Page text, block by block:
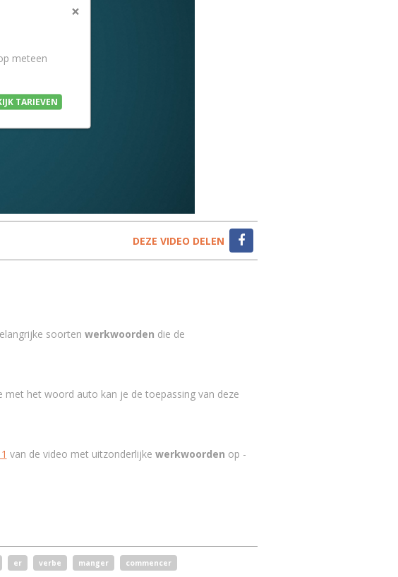
×
meteen
TARIEVEN
DEZE VIDEO DELEN
soorten werkwoorden die de
met het woord auto kan je de toepassing van deze
van de video met uitzonderlijke werkwoorden op -
er verbe manger commencer